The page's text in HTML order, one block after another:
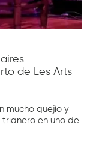
de Les Arts
mucho quejío y
en uno de